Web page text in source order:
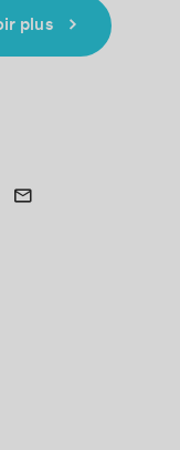
plus